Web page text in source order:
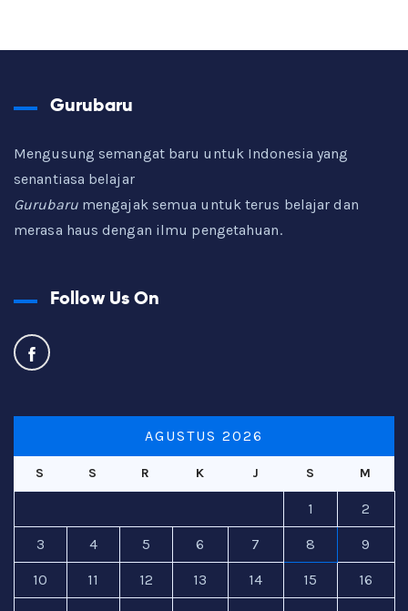
Gurubaru
Mengusung semangat baru untuk Indonesia yang
senantiasa belajar
Gurubarumengajak semua untuk terus belajar dan
merasa haus dengan ilmu pengetahuan.
Follow Us On
AGUSTUS 2026
S S R K J S M
1 2
3 4 5 6 7 8 9
10 11 12 13 14 15 16